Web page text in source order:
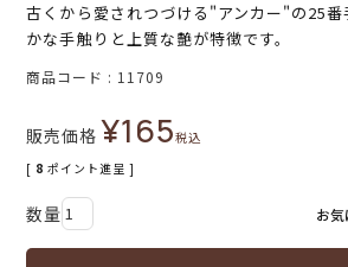
古くから愛されつづける"アンカー"の25番
かな手触りと上質な艶が特徴です。
商品コード 11709
販売価格 ¥165税込
[ 8 ポイント進呈 ]
お